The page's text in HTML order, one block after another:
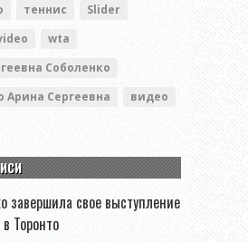
теннис
Slider
wta
Соболенко
Арина Сергеевна
видео
завершила свое выступление
Торонто